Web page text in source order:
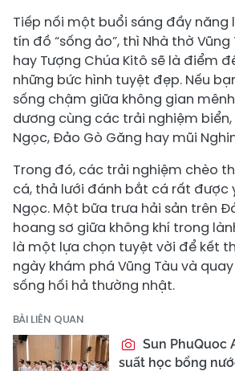
Tiếp nối một buổi sáng đầy năng
tín đồ “sống ảo”, thì Nhà thờ Vũng
hay Tượng Chúa Kitô sẽ là điểm
những bức hình tuyệt đẹp. Nếu
sống chậm giữa không gian
dương cùng các trải nghiệm
Ngọc, Đảo Gò Găng hay mũi
Trong đó, các trải nghiệm chèo
cá, thả lưới đánh bắt cá rất được
Ngọc. Một bữa trưa hải sản trên
hoang sơ giữa không khí trong
là một lựa chọn tuyệt vời để kết
ngày khám phá Vũng Tàu và
sống hối hả thường nhật.
BÀI LIÊN QUAN
Sun PhuQuoc
suất học bổng